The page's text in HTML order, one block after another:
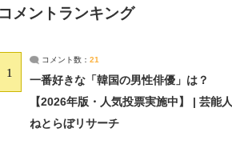
コメントランキング
1
コメント数： 21
一番好きな「韓国の男性俳優」は？
【2026年版・人気投票実施中】 | 芸能人
ねとらぼリサーチ